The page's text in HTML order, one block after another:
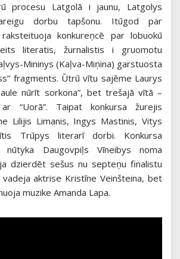
procesu Latgolā i jaunu, Latgolys
dorbu tapšonu. Itūgod par
konkureņcē par lobuokū
literatis, žurnalistis i gruomotu
Mininys (Kaļva-Miņina) garstuosta
fragments. Ūtrū vītu sajēme Laurys
nūrīt sorkona”, bet trešajā vītā –
“Uorā”. Taipat konkursa žurejis
Lilijis Limanis, Ingys Mastinis, Vitys
Trūpys literarī dorbi. Konkursa
nūtyka Daugovpiļs Vīneibys noma
dzierdēt sešus nu septeņu finalistu
vadeja aktrise Kristīne Veinšteina, bet
muzike Amanda Lapa.